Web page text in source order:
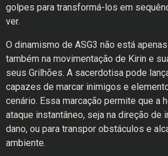
golpes para transformá-los em
ver.
O dinamismo de ASG3 não está
também na movimentação de Kirin e
seus Grilhões. A sacerdotisa pode
capazes de marcar inimigos e
cenário. Essa marcação permite que a
ataque instantâneo, seja na direção de
dano, ou para transpor obstáculos e
ambiente.